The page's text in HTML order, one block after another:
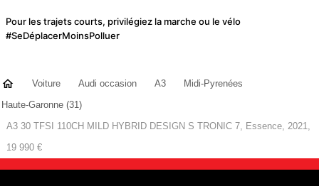
Pour les trajets courts, privilégiez la marche ou le vélo
#SeDéplacerMoinsPolluer
Voiture Audi occasion A3
Midi-Pyrenées
Haute-Garonne (31)
A3 30 TFSI 110CH MILD HYBRID DESIGN S TRONIC 7, Essence, 2021,
19 990 €